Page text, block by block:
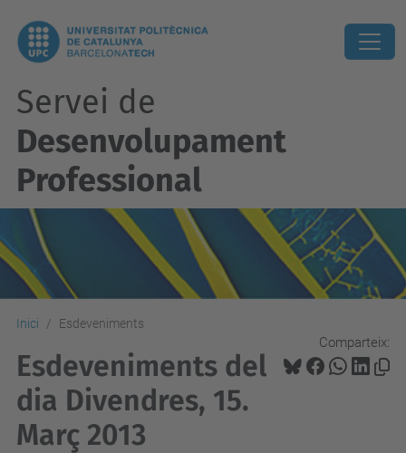
Servei de
Desenvolupament
Professional
Inici Esdeveniments
Comparteix:
Esdeveniments del
dia Divendres, 15.
Març 2013